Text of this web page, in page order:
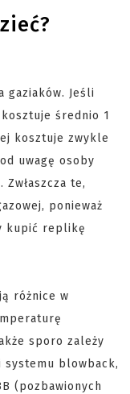
gaziaków. Jeśli
średnio 1
kosztuje zwykle
uwagę osoby
te,
ponieważ
kupić replikę
różnice w
sporo zależy
blowback,
(pozbawionych